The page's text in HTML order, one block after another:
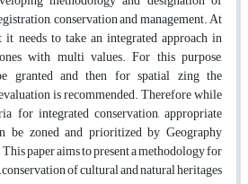
conservation and management. At
needs to take an integrated approach in
with multi values. For this purpose,
granted and then for spatial zing the
is recommended. Therefore while
for integrated conservation, appropriate
be zoned and prioritized by Geography
paper aims to present a methodology for
conservation of cultural and natural heritages.